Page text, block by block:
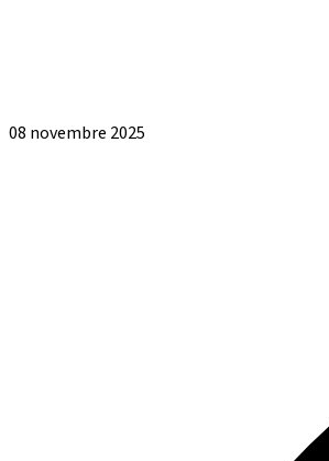
08 novembre 2025